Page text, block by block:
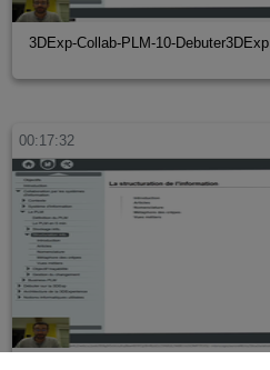
3DExp-Collab-PLM-10-Debuter3DExp
00:17:32